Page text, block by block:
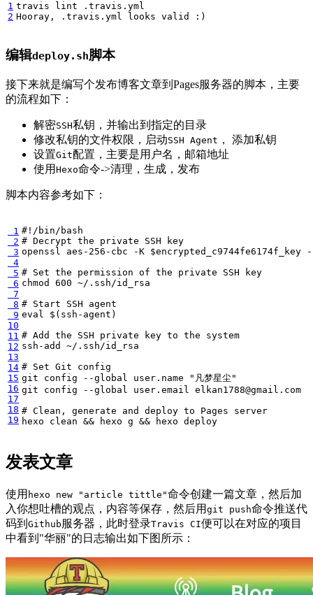
1
2 Hooray, .travis.yml looks valid : )
编辑deploy.sh脚本
接下来就是编写个发布博客文章到Pages服务器的脚本，主要
的流程如下：
解密SSH私钥，并输出到指定的目录
修改私钥的文件权限，启动SSH Agent ， 添加私钥
设置Git配置，主要是用户名，邮箱地址
使用 Hexo命令->清理，生成，发布
脚本内容参考如下：
1
2
3
4
5
6
7
8
9
10
11
12
13
14
15
16
17
18
19
# Decrypt the private SSH key
openssl aes-256-cbc -K $encrypted_c9744fe6174f_key
# Set the permission of the private SSH key
chmod 600
# Start SSH agent
eval
$( ssh-agent )
# Add the SSH private key to the system
# Set Git config
git config --global user.name
"凡梦星尘"
# Clean, generate and deploy to Pages server
hexo clean && hexo g && hexo deploy
发表文章
使用 hexo new "article tittle"命令创建一篇文章，然后加
入你想吐槽的观点，内容等保存，然后用 git push命令推送代
码到 Github 服务器，此时登录Travis CI便可以在对应的项目
中看到"华丽"的日志输出如下图所示：